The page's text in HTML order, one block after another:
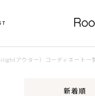
アウター）コーディネート一
新着順